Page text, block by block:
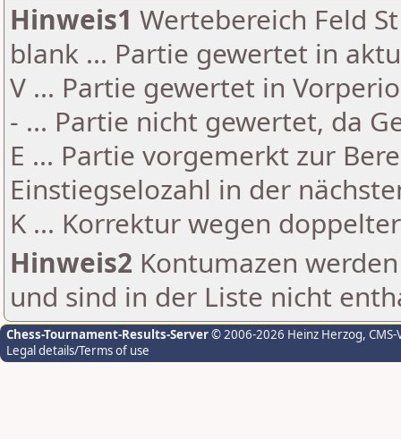
Hinweis1 Wertebereich Feld
blank ... Partie gewertet in
V ... Partie gewertet in
- ... Partie nicht gewertet, da
E ... Partie vorgemerkt zur
Einstiegselozahl in der
K ... Korrektur wegen
Hinweis2 Kontumazen
und sind in der Liste nicht
Chess-Tournament-Results-Server© 2006-2026 Heinz Herzog,
Legal details/Terms of use